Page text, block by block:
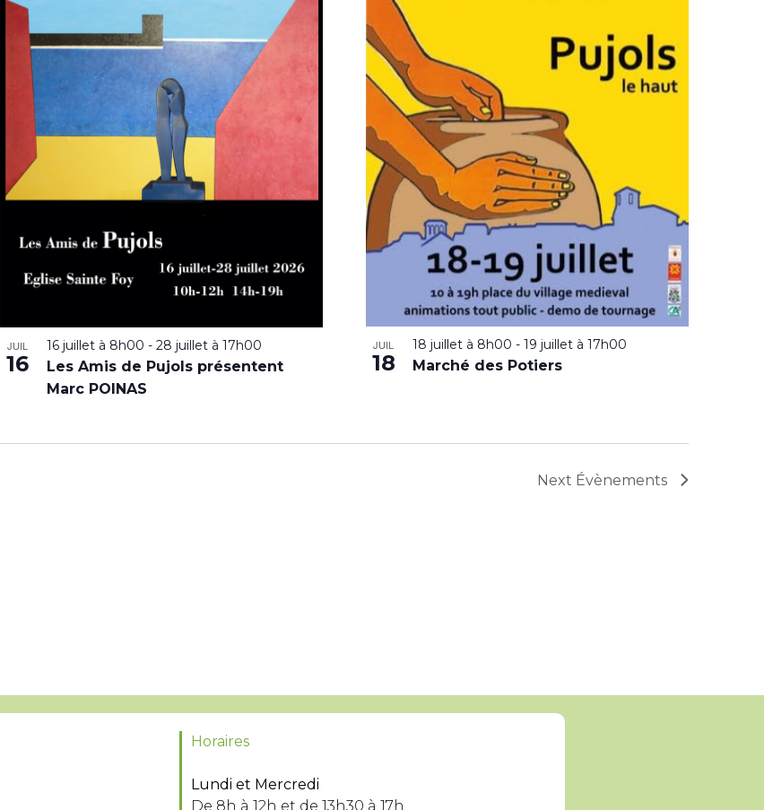
JUIL
16
16 juillet à 8h00 - 28 juillet à 17h00
Les Amis de Pujols présentent
Marc POINAS
JUIL
18
18 juillet à 8h00 - 19 juillet à 17h00
Marché des Potiers
Next Évènements
Horaires
Lundi et Mercredi
De 8h à 12h et de 13h30 à 17h